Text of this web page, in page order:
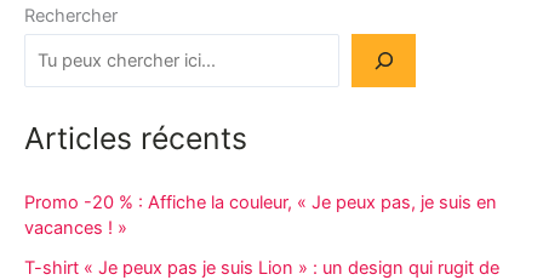
Rechercher
Articles récents
Promo -20 % : Affiche la couleur, « Je peux pas, je suis en
vacances ! »
T-shirt « Je peux pas je suis Lion » : un design qui rugit de